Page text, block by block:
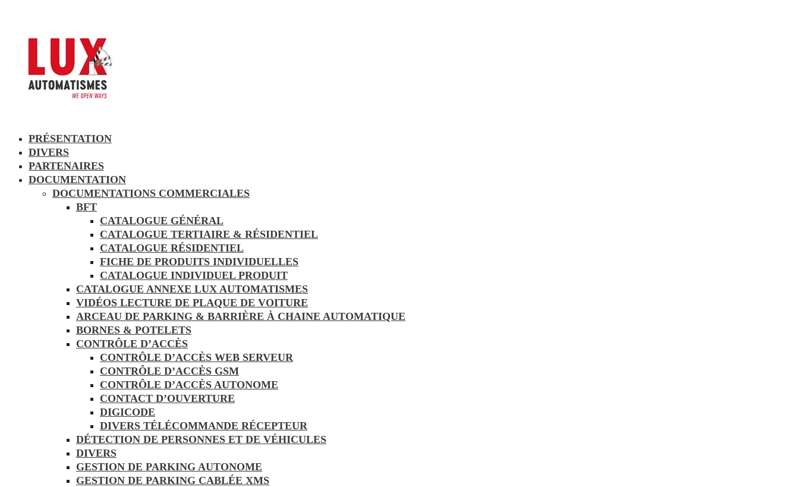
PRÉSENTATION
DIVERS
PARTENAIRES
DOCUMENTATION
DOCUMENTATIONS COMMERCIALES
BFT
CATALOGUE GÉNÉRAL
CATALOGUE TERTIAIRE & RÉSIDENTIEL
CATALOGUE RÉSIDENTIEL
FICHE DE PRODUITS INDIVIDUELLES
CATALOGUE INDIVIDUEL PRODUIT
CATALOGUE ANNEXE LUX AUTOMATISMES
VIDÉOS LECTURE DE PLAQUE DE VOITURE
ARCEAU DE PARKING & BARRIÈRE À CHAINE AUTOMATIQUE
BORNES & POTELETS
CONTRÔLE D’ACCÈS
CONTRÔLE D’ACCÈS WEB SERVEUR
CONTRÔLE D’ACCÈS GSM
CONTRÔLE D’ACCÈS AUTONOME
CONTACT D’OUVERTURE
DIGICODE
DIVERS TÉLÉCOMMANDE RÉCEPTEUR
DÉTECTION DE PERSONNES ET DE VÉHICULES
DIVERS
GESTION DE PARKING AUTONOME
GESTION DE PARKING CABLÉE XMS